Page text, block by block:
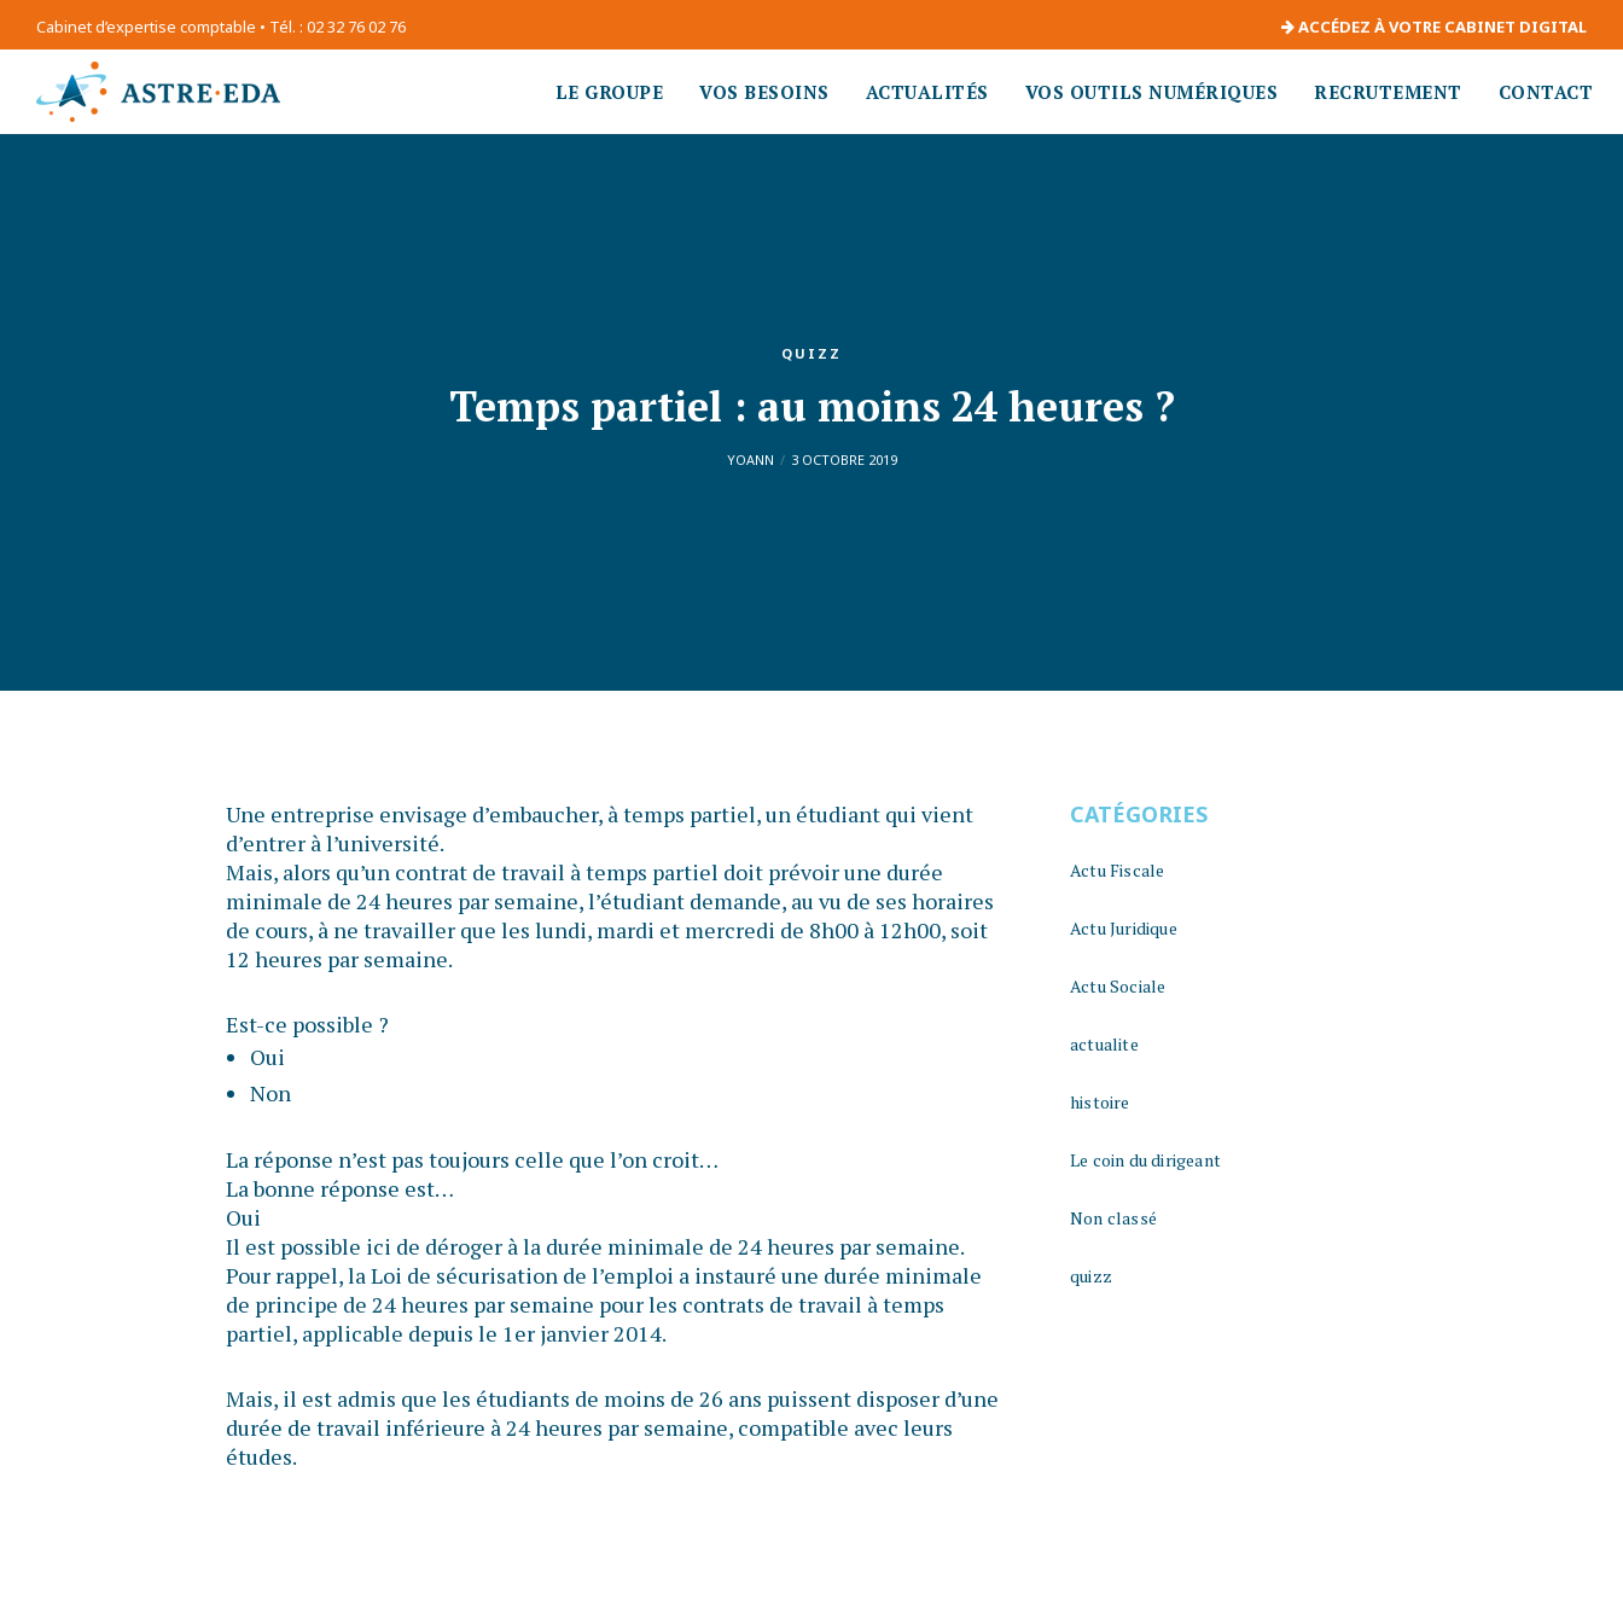
Cabinet d’expertise comptable • Tél. : 02 32 76 02 76 ACCÉDEZ À VOTRE CABINET DIGITAL
LE GROUPE VOS BESOINS ACTUALITÉS VOS OUTILS NUMÉRIQUES RECRUTEMENT CONTACT
QUIZZ
Temps partiel : au moins 24 heures ?
YOANN 3 OCTOBRE 2019
Une entreprise envisage d’embaucher, à temps partiel, un étudiant qui vient
d’entrer à l’université.
Mais, alors qu’un contrat de travail à temps partiel doit prévoir une durée
minimale de 24 heures par semaine, l’étudiant demande, au vu de ses horaires
de cours, à ne travailler que les lundi, mardi et mercredi de 8h00 à 12h00, soit
12 heures par semaine.
Est-ce possible ?
Oui
Non
La réponse n’est pas toujours celle que l’on croit…
La bonne réponse est…
Oui
Il est possible ici de déroger à la durée minimale de 24 heures par semaine.
Pour rappel, la Loi de sécurisation de l’emploi a instauré une durée minimale
de principe de 24 heures par semaine pour les contrats de travail à temps
partiel, applicable depuis le 1er janvier 2014.
Mais, il est admis que les étudiants de moins de 26 ans puissent disposer d’une
durée de travail inférieure à 24 heures par semaine, compatible avec leurs
études.
CATÉGORIES
Actu Fiscale
Actu Juridique
Actu Sociale
actualite
histoire
Le coin du dirigeant
Non classé
quizz